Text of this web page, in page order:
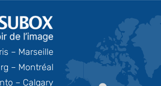
– Marseille
– Montréal
– Calgary